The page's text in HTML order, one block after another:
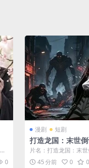
0
漫剧 短剧
打造龙国：末世
交国家（61集）
片名：打造龙国：末
国家（61集）漫剧
45 分前 0 0